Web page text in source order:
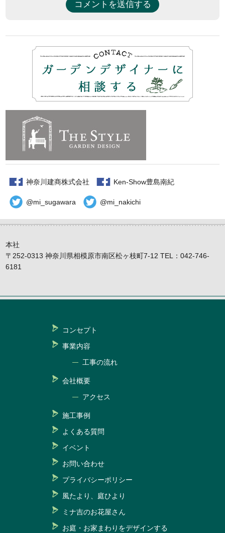
神奈川建商株式会社 Ken-Show豊島南紀
@mi_sugawara @mi_nakichi
本社
〒252-0313 神奈川県相模原市南区松ヶ枝町7-12 TEL：042-746-
6181
コンセプト
事業内容
工事の流れ
会社概要
アクセス
施工事例
よくある質問
イベント
お問い合わせ
プライバシーポリシー
風たより、庭ひより
ミナ吉のお花屋さん
お庭・お家まわりをデザインする